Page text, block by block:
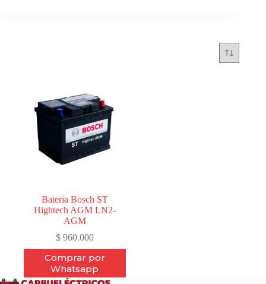
Bateria Bosch ST
Hightech AGM LN2-
AGM
$960.000
Comprar por
Whatsapp